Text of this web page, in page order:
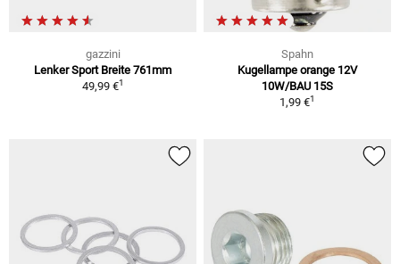
gazzini
Lenker Sport Breite 761mm
49,99 €1
Spahn
Kugellampe orange 12V
10W/BAU 15S
1,99 €1